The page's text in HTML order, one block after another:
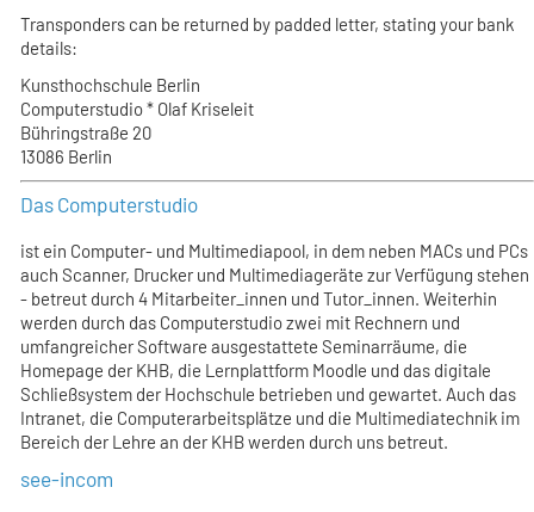
Transponders can be returned by padded letter, stating your bank
details:
Kunsthochschule Berlin
Computerstudio * Olaf Kriseleit
Bühringstraße 20
13086 Berlin
Das Computerstudio
ist ein Computer- und Multimediapool, in dem neben MACs und PCs
auch Scanner, Drucker und Multimediageräte zur Verfügung stehen
- betreut durch 4 Mitarbeiter_innen und Tutor_innen. Weiterhin
werden durch das Computerstudio zwei mit Rechnern und
umfangreicher Software ausgestattete Seminarräume, die
Homepage der KHB, die Lernplattform Moodle und das digitale
Schließsystem der Hochschule betrieben und gewartet. Auch das
Intranet, die Computerarbeitsplätze und die Multimediatechnik im
Bereich der Lehre an der KHB werden durch uns betreut.
see-incom